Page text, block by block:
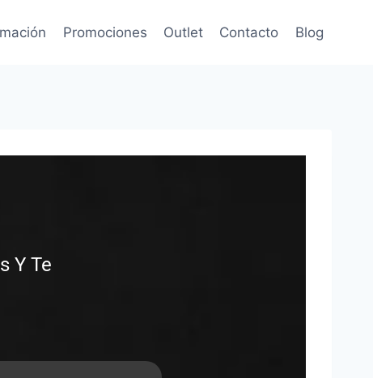
Promociones Outlet Contacto Blog
Y Te